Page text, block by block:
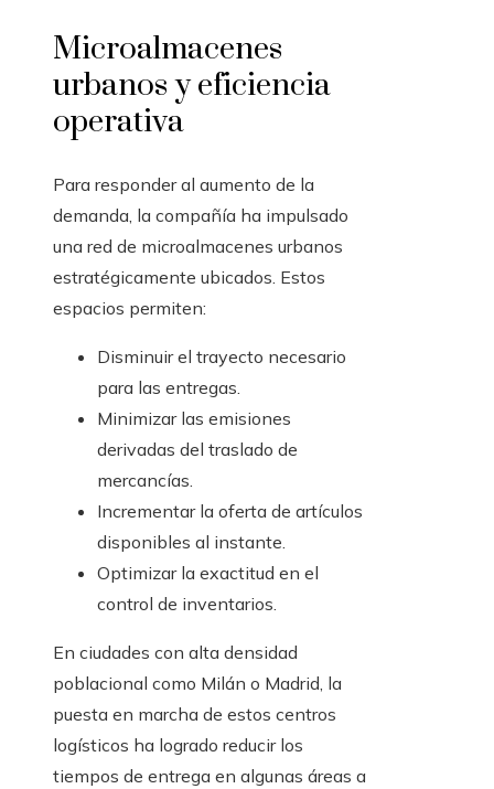
Microalmacenes
urbanos y eficiencia
operativa
Para responder al aumento de la
demanda, la compañía ha impulsado
una red de microalmacenes urbanos
estratégicamente ubicados. Estos
espacios permiten:
Disminuir el trayecto necesario
para las entregas.
Minimizar las emisiones
derivadas del traslado de
mercancías.
Incrementar la oferta de artículos
disponibles al instante.
Optimizar la exactitud en el
control de inventarios.
En ciudades con alta densidad
poblacional como Milán o Madrid, la
puesta en marcha de estos centros
logísticos ha logrado reducir los
tiempos de entrega en algunas áreas a